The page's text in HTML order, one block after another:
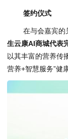
签约仪式
在与会嘉宾的
生云康AI商城代表
以其丰富的营养传
营养+智慧服务”健